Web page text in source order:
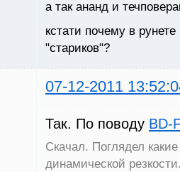
а так ананд и
кстати почему в
"стариков"?
07-12-2011
Так. По поводу BD-
Скачал. Поглядел
динамической